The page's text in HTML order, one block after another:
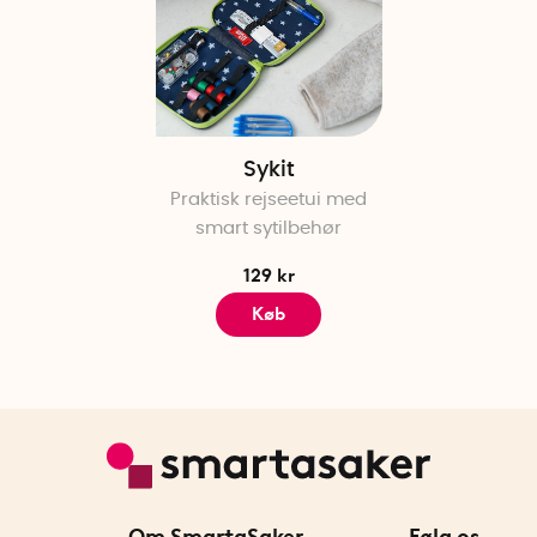
Sykit
Praktisk rejseetui med
smart sytilbehør
129 kr
Køb